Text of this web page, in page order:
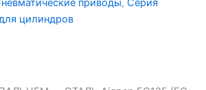
приводы, Серия
цилиндров